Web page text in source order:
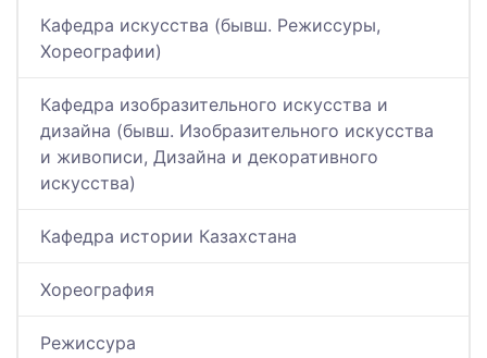
Кафедра искусства (бывш. Режиссуры,
Хореографии)
Кафедра изобразительного искусства и
дизайна (бывш. Изобразительного искусства
и живописи, Дизайна и декоративного
искусства)
Кафедра истории Казахстана
Хореография
Режиссура